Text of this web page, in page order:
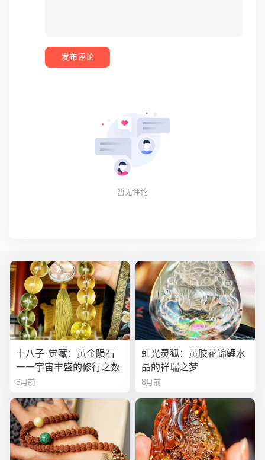
暂无评论
十八子·觉藏：黄金陨石
——宇宙丰盛的修行之数
8月前
虹光灵狐：黄胶花锦鲤水
晶的祥瑞之梦
8月前